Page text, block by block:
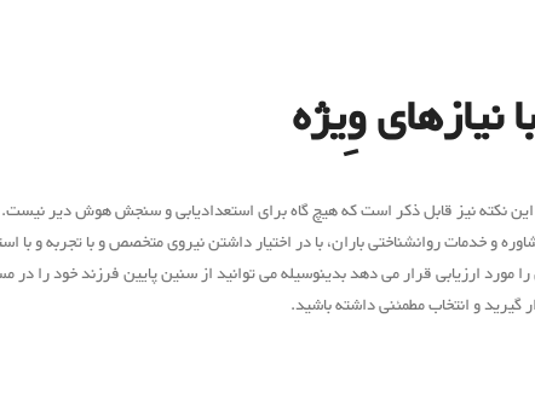
وِیژه
نیز قابل ذکر است که هیچ گاه برای استعدادیابی و سنجش هوش دیر
و خدمات روانشناختی باران، با در اختیار داشتن نیروی متخصص و با تجربه
مورد ارزیابی قرار می دهد بدینوسیله می توانید از سنین پایین فرزند خود
و انتخاب مطمئنی داشته باشید.